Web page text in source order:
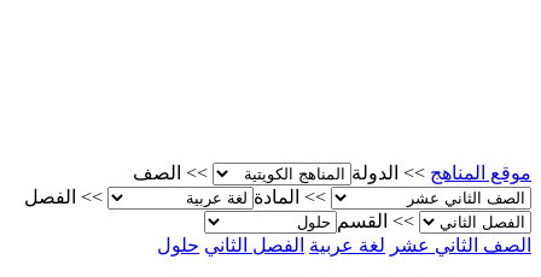
موقع المناهج >> الدولة >>
الصف
>>
المادة >>
الفصل
>>
القسم
الصف الثاني عشر لغة عربية الفصل الثاني حلول